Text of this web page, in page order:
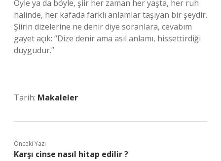
Öyle ya da böyle, şiir her zaman her yaşta, her ruh
halinde, her kafada farklı anlamlar taşıyan bir şeydir.
Şiirin dizelerine ne denir diye soranlara, cevabım
gayet açık: “Dize denir ama asıl anlamı, hissettirdiği
duygudur.”
Tarih: Makaleler
Önceki Yazı
Karşı cinse nasıl hitap edilir ?